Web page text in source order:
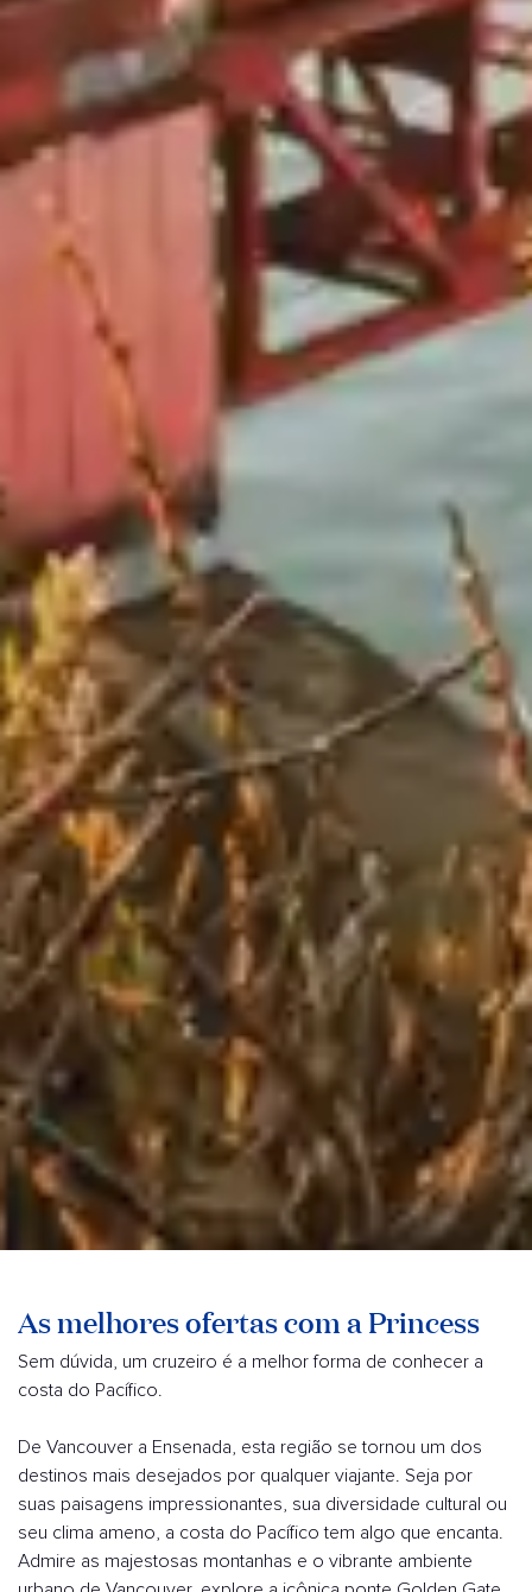
As melhores ofertas com a Princess
Sem dúvida, um cruzeiro é a melhor forma de conhecer a
costa do Pacífico.
De Vancouver a Ensenada, esta região se tornou um dos
destinos mais desejados por qualquer viajante. Seja por
suas paisagens impressionantes, sua diversidade cultural ou
seu clima ameno, a costa do Pacífico tem algo que encanta.
Admire as majestosas montanhas e o vibrante ambiente